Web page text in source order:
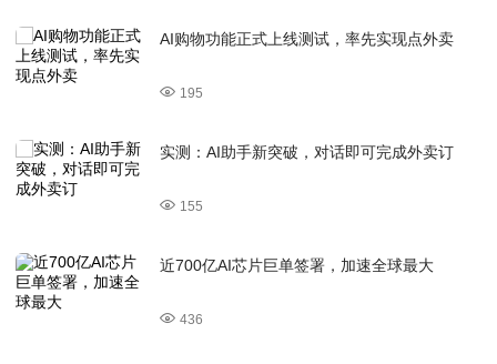
AI购物功能正式上线测试，率先实现点外卖
195
实测：AI助手新突破，对话即可完成外卖订
155
近700亿AI芯片巨单签署，加速全球最大
436